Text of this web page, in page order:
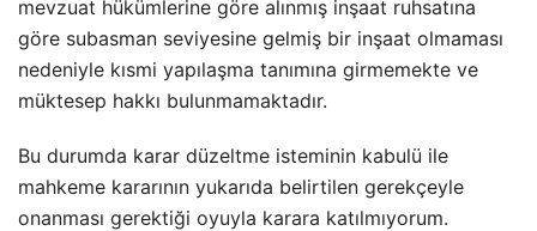
mevzuat hükümlerine göre alınmış inşaat ruhsatına
göre subasman seviyesine gelmiş bir inşaat olmaması
nedeniyle kısmi yapılaşma tanımına girmemekte ve
müktesep hakkı bulunmamaktadır.
Bu durumda karar düzeltme isteminin kabulü ile
mahkeme kararının yukarıda belirtilen gerekçeyle
onanması gerektiği oyuyla karara katılmıyorum.